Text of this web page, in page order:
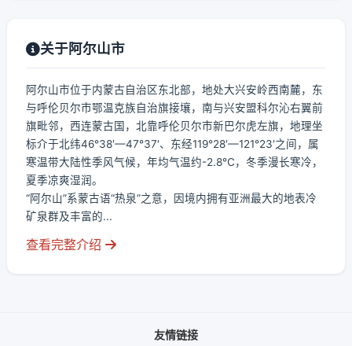
关于阿尔山市
阿尔山市位于内蒙古自治区东北部，地处大兴安岭西南麓，东
与呼伦贝尔市鄂温克族自治旗接壤，南与兴安盟科尔沁右翼前
旗毗邻，西连蒙古国，北靠呼伦贝尔市新巴尔虎左旗，地理坐
标介于北纬46°38′—47°37′、东经119°28′—121°23′之间，属
寒温带大陆性季风气候，年均气温约-2.8℃，冬季漫长寒冷，
夏季凉爽湿润。
“阿尔山”系蒙古语“热泉”之意，因境内拥有亚洲最大的地表冷
矿泉群及丰富的...
查看完整介绍
友情链接